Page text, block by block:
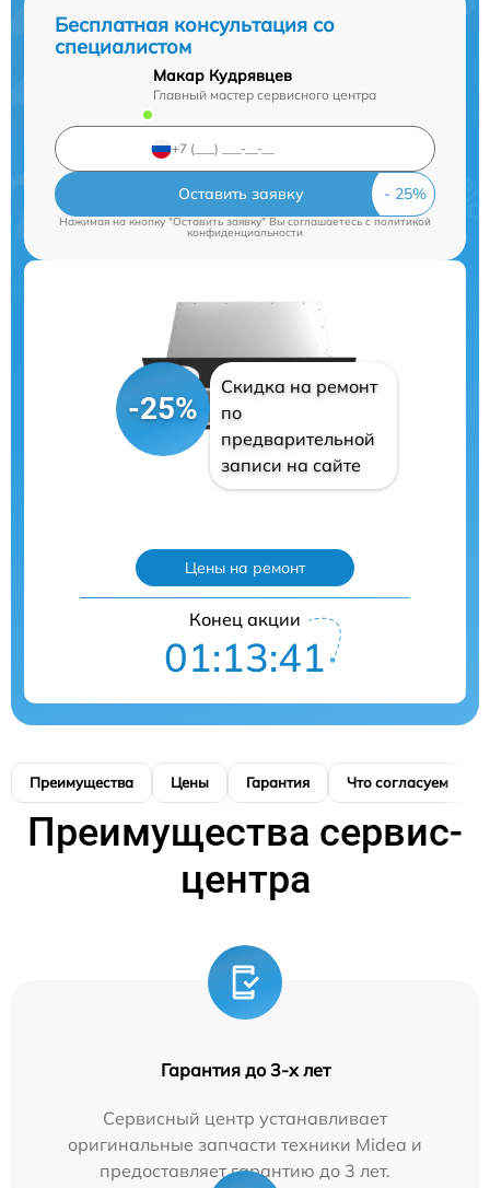
Бесплатная консультация со
специалистом
Макар Кудрявцев
Главный мастер сервисного центра
Оставить заявку
Нажимая на кнопку "Оставить заявку" Вы соглашаетесь cполитикой
конфиденциальности
-25%
Скидка на ремонт
по
предварительной
записи на сайте
Цены на ремонт
Конец акции
01:13:40
Преимущества Цены Гарантия Что согласуем
Преимущества сервис-
центра
Гарантия до 3-х лет
Сервисный центр устанавливает
оригинальные запчасти техники Midea и
предоставляет гарантию до 3 лет.